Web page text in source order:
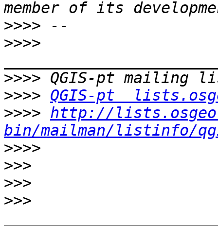
>>>>
>>>>
>>>>
>>>> QGIS-pt
>>>> http://
bin/mailman/listinfo/
>>>>
>>>
>>>
>>>